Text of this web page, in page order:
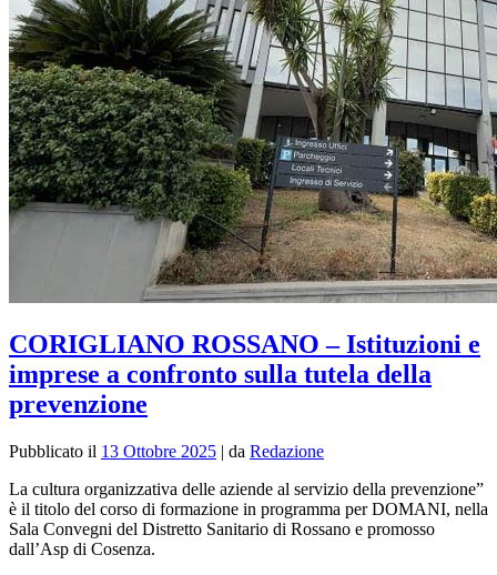
CORIGLIANO ROSSANO – Istituzioni e
imprese a confronto sulla tutela della
prevenzione
Pubblicato il 13 Ottobre 2025 | da Redazione
La cultura organizzativa delle aziende al servizio della prevenzione”
è il titolo del corso di formazione in programma per DOMANI, nella
Sala Convegni del Distretto Sanitario di Rossano e promosso
dall’Asp di Cosenza.